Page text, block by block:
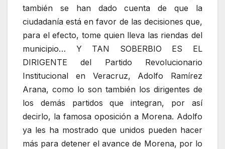
también se han dado cuenta de que la
ciudadanía está en favor de las decisiones que,
para el efecto, tome quien lleva las riendas del
municipio… Y TAN SOBERBIO ES EL
DIRIGENTE del Partido Revolucionario
Institucional en Veracruz, Adolfo Ramírez
Arana, como lo son también los dirigentes de
los demás partidos que integran, por así
decirlo, la famosa oposición a Morena. Adolfo
ya les ha mostrado que unidos pueden hacer
más para detener el avance de Morena, por lo